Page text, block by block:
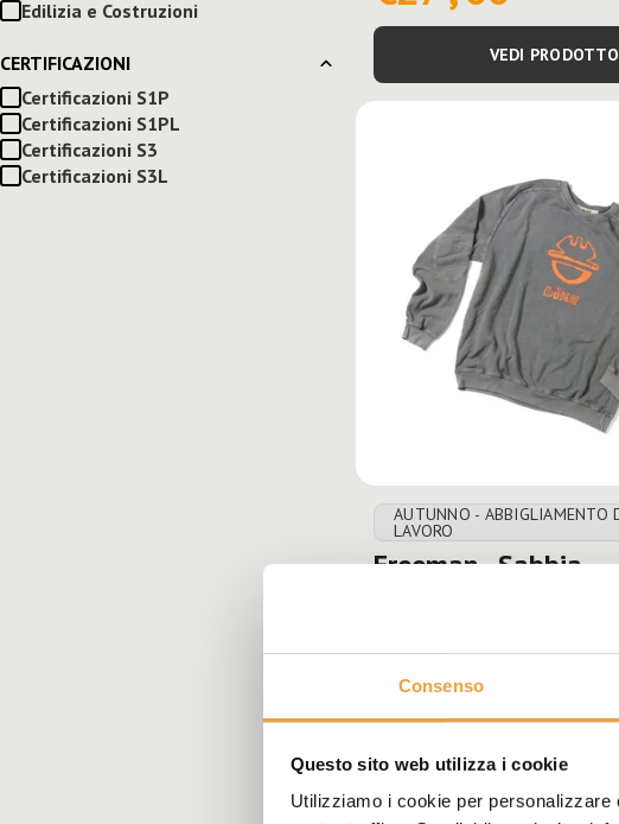
Consenso
Questo sito web utilizza i cookie
Utilizziamo i cookie per
Edilizia e Costruzioni
CERTIFICAZIONI
Certificazioni S1P
Certificazioni S1PL
Certificazioni S3
Certificazioni S3L
VEDI PRODOTTO
AUTUNNO - ABBIGLIAMENTO
LAVORO
Freeman - Sabbia